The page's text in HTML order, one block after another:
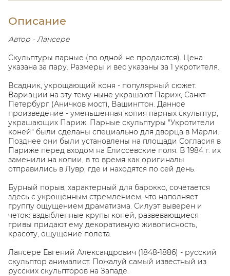
Описание
Автор - Лансере
Скульптуры парные (по одной не продаются). Цена
указана за пару. Размеры и вес указаны за 1 укротителя.
Всадник, укрощающий коня - популярный сюжет.
Вариации на эту тему ныне украшают Париж, Санкт-
Петербург (Аничков мост), Вашингтон. Данное
произведение - уменьшенная копия парных скульптур,
украшающих Париж. Парные скульптуры "Укротители
коней" были сделаны специально для дворца в Марли.
Позднее они были установлены на площади Согласия в
Париже перед входом на Елиссевские поля. В 1984 г. их
заменили на копии, в то время как оригиналы
отправились в Лувр, где и находятся по сей день.
Бурный порыв, характерный для барокко, сочетается
здесь с укрощённым стремлением, что наполняет
группу ощущением драматизма. Силуэт выверен и
четок: вздыбленные крупы коней, развевающиеся
гривы придают ему декоративную живописность,
красоту, ощущение полета.
Лансере Евгений Александрович (1848-1886) - русский
скульптор анималист. Пожалуй самый известный из
русских скульпторов на Западе.